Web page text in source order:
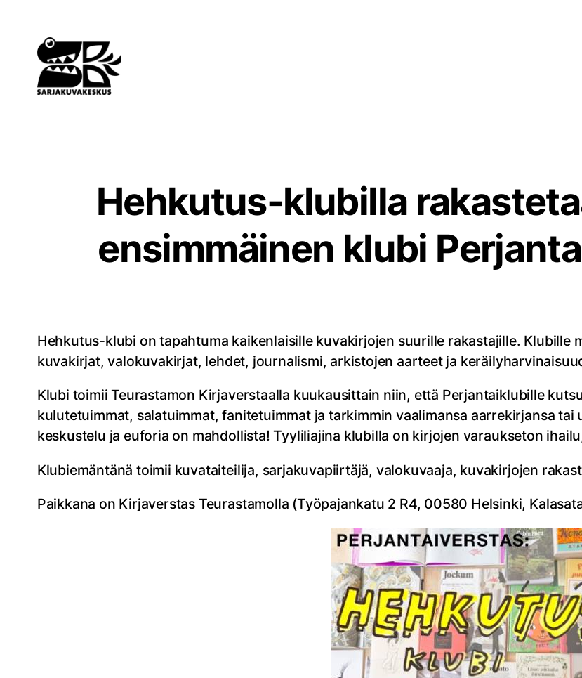
sisältöön
Hehkutus-klubilla
ensimmäinen klubi
Hehkutus-klubi on tapahtuma kaikenlaisille kuvakirjojen suurille rakastajille. Klubille
kuvakirjat, valokuvakirjat, lehdet, journalismi, arkistojen aarteet ja
Klubi toimii Teurastamon Kirjaverstaalla kuukausittain niin, että Perjantaiklubille
kulutetuimmat, salatuimmat, fanitetuimmat ja tarkimmin vaalimansa aarrekirjansa
keskustelu ja euforia on mahdollista! Tyyliliajina klubilla on kirjojen varaukseton
Klubiemäntänä toimii kuvataiteilija, sarjakuvapiirtäjä, valokuvaaja, kuvakirjojen
Paikkana on Kirjaverstas Teurastamolla (Työpajankatu 2 R4, 00580 Helsinki,